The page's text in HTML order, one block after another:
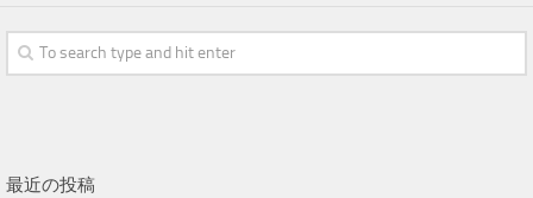
最近の投稿